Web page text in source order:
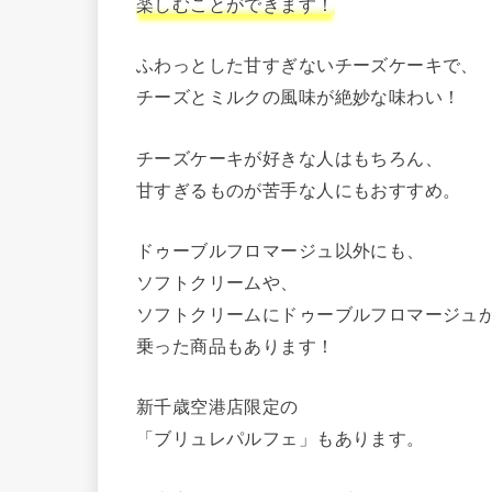
楽しむことができます！
ふわっとした甘すぎないチーズケーキで、
チーズとミルクの風味が絶妙な味わい！
チーズケーキが好きな人はもちろん、
甘すぎるものが苦手な人にもおすすめ。
ドゥーブルフロマージュ以外にも、
ソフトクリームや、
ソフトクリームにドゥーブルフロマージュ
乗った商品もあります！
新千歳空港店限定の
「ブリュレパルフェ」もあります。